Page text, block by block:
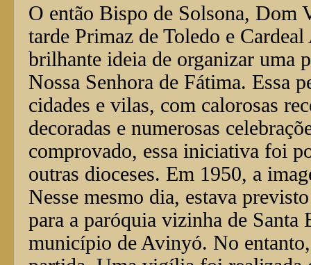
O então Bispo de Solsona, Dom
tarde Primaz de Toledo e
brilhante ideia de organizar uma
Nossa Senhora de Fátima. Essa
cidades e vilas, com calorosas
decoradas e numerosas
comprovado, essa iniciativa foi
outras dioceses. Em 1950, a
Nesse mesmo dia, estava
para a paróquia vizinha de Santa
município de Avinyó. No